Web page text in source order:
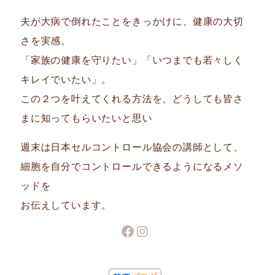
夫が大病で倒れたことをきっかけに、健康の大切
さを実感。
「家族の健康を守りたい」「いつまでも若々しく
キレイでいたい」。
この２つを叶えてくれる方法を、どうしても皆さ
まに知ってもらいたいと思い
週末は日本セルコントロール協会の講師として、
細胞を自分でコントロールできるようになるメソ
ッドを
お伝えしています。
Facebook
Instagram